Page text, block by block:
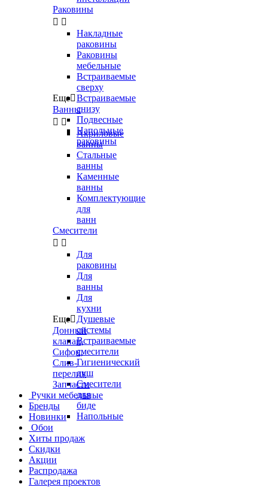
Раковины
 
Накладные
раковины
Раковины
мебельные
Встраиваемые
сверху
Встраиваемые
снизу
Подвесные
Напольные
раковины
Еще
Ванны
 
Акриловые
ванны
Стальные
ванны
Каменные
ванны
Комплектующие
для
ванн
Смесители
 
Для
раковины
Для
ванны
Для
кухни
Душевые
системы
Встраиваемые
смесители
Гигиенический
душ
Смесители
для
биде
Напольные
Еще
Донный
клапан,
Сифон,
Слив-
перелив
Запчасти
Ручки мебельные
Бренды
Новинки
Обои
Хиты продаж
Скидки
Акции
Распродажа
Галерея проектов